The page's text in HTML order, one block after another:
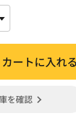
カートに入れる
を確認